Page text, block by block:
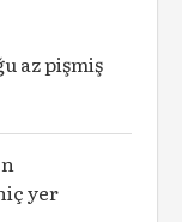
az pişmiş
yer